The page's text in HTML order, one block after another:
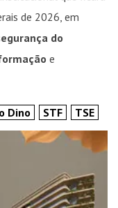
de 2026, em
do
e
Dino STF TSE